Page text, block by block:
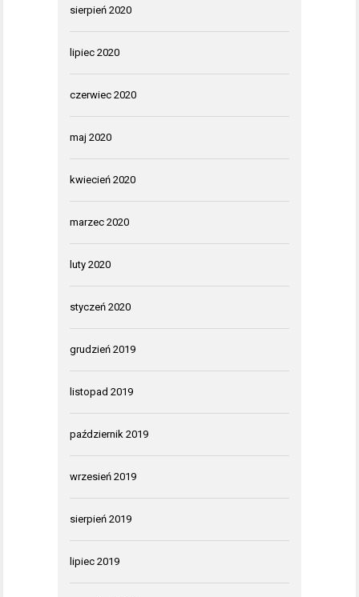
sierpień 2020
lipiec 2020
czerwiec 2020
maj 2020
kwiecień 2020
marzec 2020
luty 2020
styczeń 2020
grudzień 2019
listopad 2019
październik 2019
wrzesień 2019
sierpień 2019
lipiec 2019